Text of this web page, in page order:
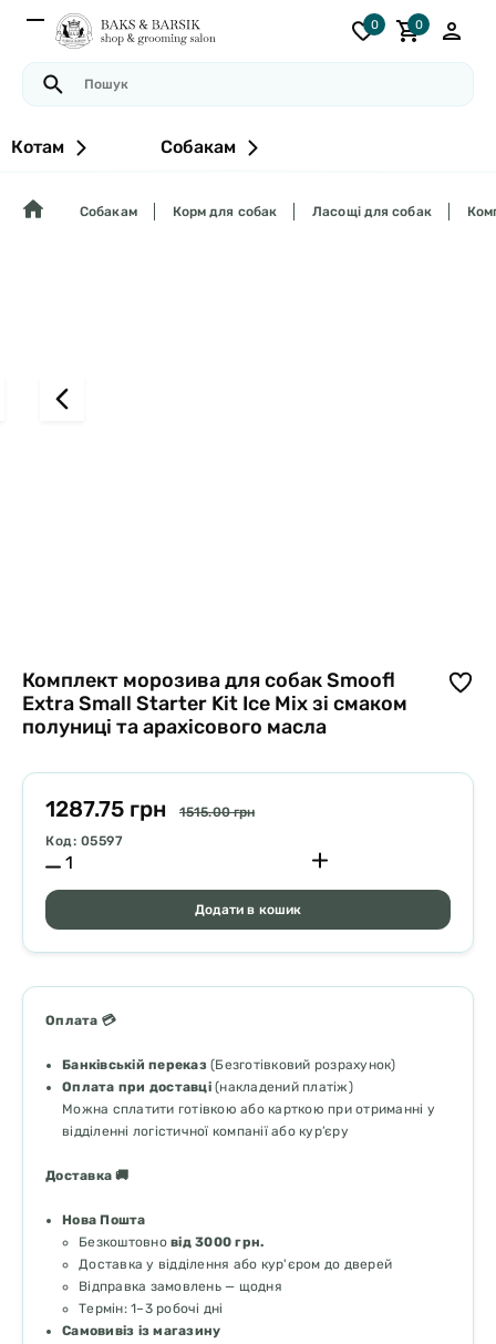
0 0
Котам Собакам
Собакам Корм для собак Ласощі для собак
Комплект морозива для собак Smoofl
Extra Small Starter Kit Ice Mix зі смаком
полуниці та арахісового масла
1287.75 грн
1515.00 грн
Код: 05597
Додати в кошик
Оплата 💳
Банківській переказ(Безготівковий розрахунок)
Оплата при доставці(накладений платіж)
Можна сплатити готівкою або карткою при отриманні у
відділенні логістичної компанії або кур’єру
Доставка 🚚
Нова Пошта
Безкоштовно від 3000 грн.
Доставка у відділення або кур'єром до дверей
Відправка замовлень — щодня
Термін: 1–3 робочі дні
Самовивіз із магазину